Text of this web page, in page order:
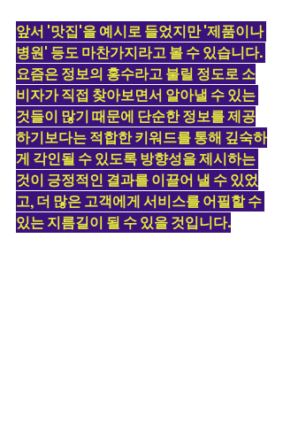
앞서 '맛집'을 예시로 들었지만 '제품이나
병원' 등도 마찬가지라고 볼 수 있습니다.
요즘은 정보의 홍수라고 불릴 정도로 소
비자가 직접 찾아보면서 알아낼 수 있는
것들이 많기 때문에 단순한 정보를 제공
하기보다는 적합한 키워드를 통해 깊숙하
게 각인될 수 있도록 방향성을 제시하는
것이 긍정적인 결과를 이끌어 낼 수 있었
고, 더 많은 고객에게 서비스를 어필할 수
있는 지름길이 될 수 있을 것입니다.